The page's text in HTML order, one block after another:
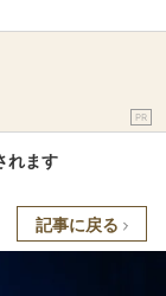
PR
れます
記事に戻る